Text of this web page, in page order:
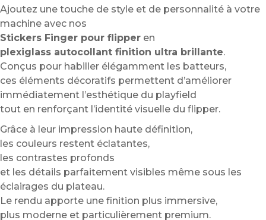
Ajoutez une touche de style et de personnalité à votre
machine avec nos
Stickers Finger pour flipper en
plexiglass autocollant finition ultra brillante.
Conçus pour habiller élégamment les batteurs,
ces éléments décoratifs permettent d’améliorer
immédiatement l’esthétique du playfield
tout en renforçant l’identité visuelle du flipper.
Grâce à leur impression haute définition,
les couleurs restent éclatantes,
les contrastes profonds
et les détails parfaitement visibles même sous les
éclairages du plateau.
Le rendu apporte une finition plus immersive,
plus moderne et particulièrement premium.